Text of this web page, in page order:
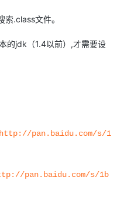
文件。
1.4以前）,才需要设
http://pan.baidu.com/s/1
pan.baidu.com/s/1b